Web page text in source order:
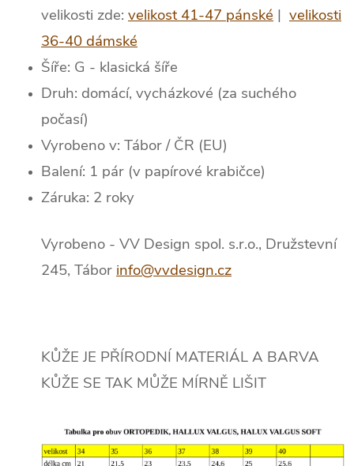
velikosti zde: velikost 41-47 pánské | velikosti
36-40 dámské
Šíře: G - klasická šíře
Druh: domácí, vycházkové (za suchého
počasí)
Vyrobeno v: Tábor / ČR (EU)
Balení: 1 pár (v papírové krabičce)
Záruka: 2 roky
Vyrobeno - VV Design spol. s.r.o., Družstevní
245, Tábor info@vvdesign.cz
KŮŽE JE PŘÍRODNÍ MATERIÁL A BARVA
KŮŽE SE TAK MŮŽE MÍRNĚ LIŠIT